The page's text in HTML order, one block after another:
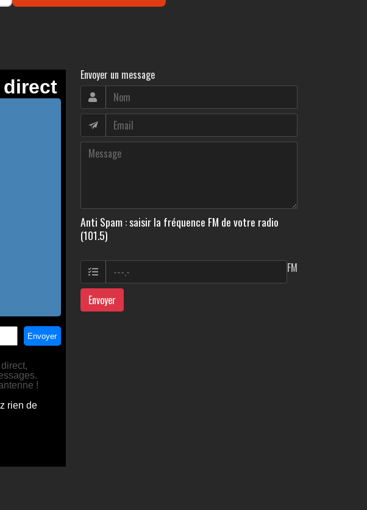
Envoyer un message
Anti Spam : saisir la fréquence FM de votre radio
(101.5)
FM
Envoyer